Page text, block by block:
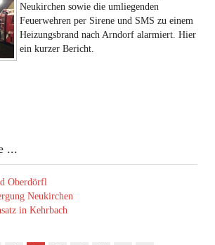
Neukirchen sowie die umliegenden
Feuerwehren per Sirene und SMS zu einem
Heizungsbrand nach Arndorf alarmiert. Hier
ein kurzer Bericht.
...
Oberdörfl
Neukirchen
in Kehrbach